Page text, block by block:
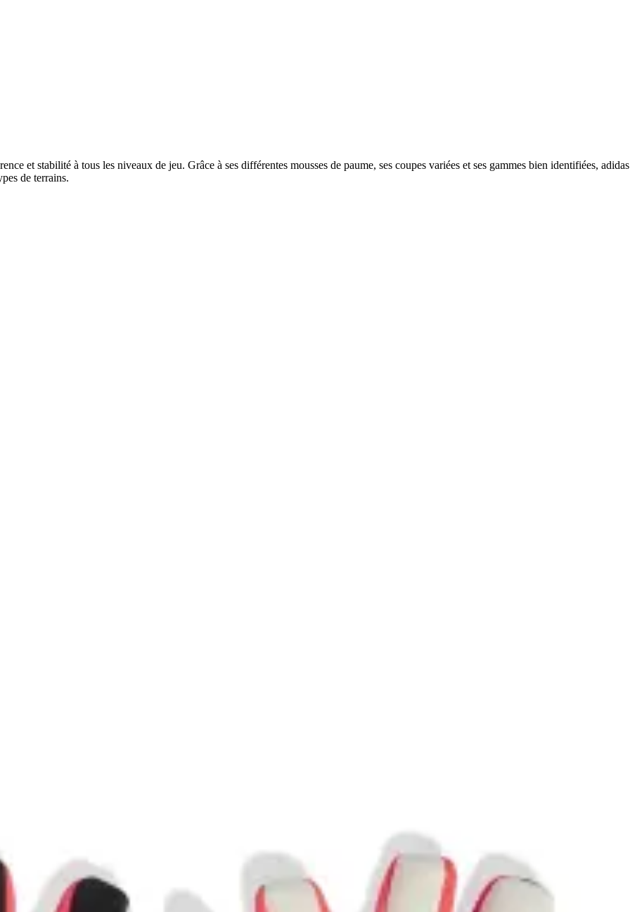
et stabilité à tous les niveaux de jeu. Grâce à ses différentes mousses de paume, ses coupes variées et ses gammes bien identifiées, adidas
de terrains.